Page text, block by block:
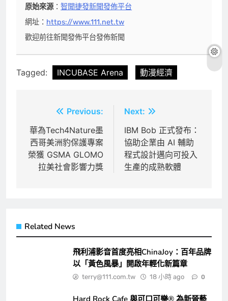
原始來源：智聞捷發新聞發佈平台
網址： https://www.111.net.tw
歡迎前往新聞發佈平台發佈新聞
Tagged: INCUBASE Arena 動漫經濟
章
導
Previous:
華為Tech4Nature墨
西哥美洲豹保護專案
榮獲 GSMA GLOMO
拉美社會影響力獎
Next:
IBM Bob 正式發布：
協助企業由 AI 輔助
程式設計邁向可投入
生產的成熟軟體
Related News
飛利浦影音首度亮相ChinaJoy：百年品牌
以「黃色風暴」開啟年輕化新篇章
terry@111.com.tw 18 小時 ago 0
Hard Rock Cafe 與可口可樂® 為新晉藝